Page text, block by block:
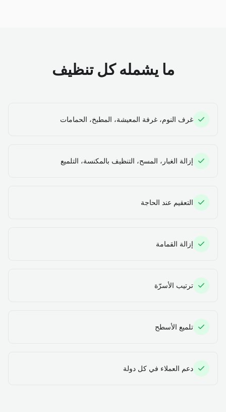
ما يشمله كل تنظيف
غرف النوم، غرفة المعيشة، المطبخ، الحمامات
إزالة الغبار، المسح، التنظيف بالمكنسة، التلميع
التعقيم عند الحاجة
إزالة القمامة
ترتيب الأسرّة
تلميع الأسطح
دعم العملاء في كل دولة